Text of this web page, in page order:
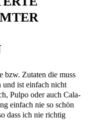
bzw. Zuta­ten die muss
und ist ein­fach nicht
Pul­po oder auch Cala­
ein­fach nie so schön
dass ich nie rich­tig